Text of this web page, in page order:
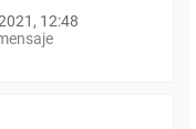
12:48